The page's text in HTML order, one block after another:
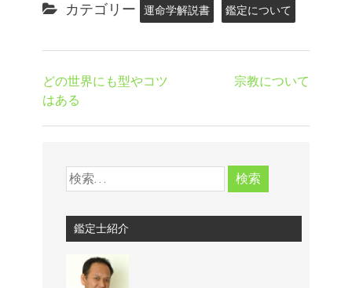
カテゴリー 運命学解説書 鑑定について
どの世界にも型やコツ
はある
宗教について
鑑定士紹介